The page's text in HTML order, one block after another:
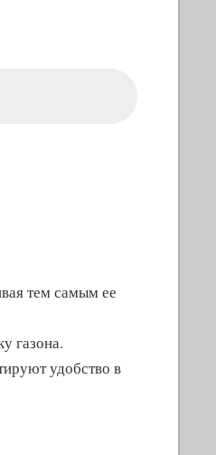
тем самым ее
газона.
удобство в